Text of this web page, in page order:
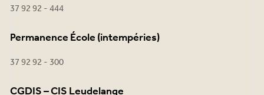
37 92 92 - 444
Permanence École (intempéries)
37 92 92 - 300